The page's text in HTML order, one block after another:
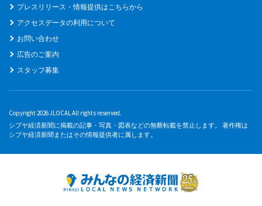
プレスリリース・情報提供はこちらから
アクセスデータの利用について
お問い合わせ
広告のご案内
スタッフ募集
Copyright 2026 JLOCAL All rights reserved.
シブヤ経済新聞に掲載の記事・写真・図表などの無断転載を禁止します。 著作権は
シブヤ経済新聞またはその情報提供者に属します。